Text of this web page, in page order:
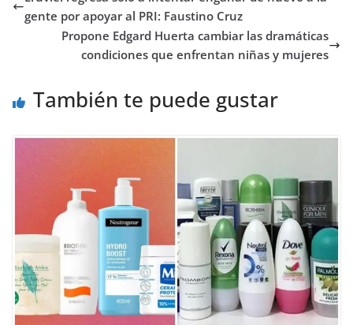
gente por apoyar al PRI: Faustino Cruz
Propone Edgard Huerta cambiar las dramáticas
condiciones que enfrentan niñas y mujeres
También te puede gustar